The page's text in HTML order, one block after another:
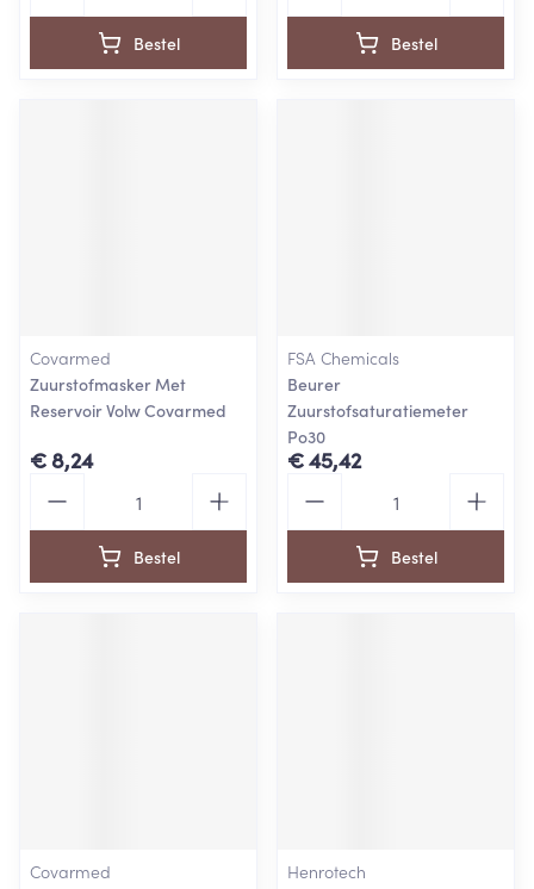
Bestel Bestel
Covarmed
Zuurstofmasker Met
Reservoir Volw Covarmed
€ 8,24
Bestel
FSA Chemicals
Beurer
Zuurstofsaturatiemeter
Po30
€ 45,42
Bestel
Covarmed
Henrotech